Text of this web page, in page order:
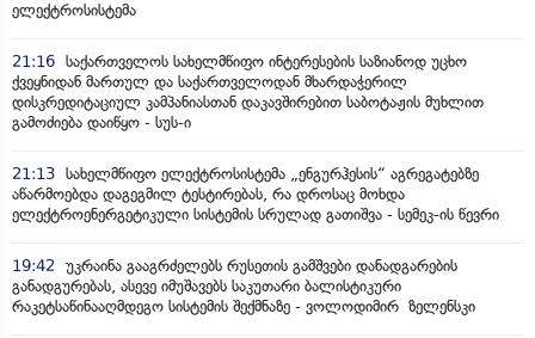
ელექტროსისტემა
21:16 საქართველოს სახელმწიფო ინტერესების საზიანოდ უცხო
ქვეყნიდან მართულ და საქართველოდან მხარდაჭერილ
დისკრედიტაციულ კამპანიასთან დაკავშირებით საბოტაჟის მუხლით
გამოძიება დაიწყო - სუს-ი
21:13 სახელმწიფო ელექტროსისტემა „ენგურჰესის“ აგრეგატებზე
აწარმოებდა დაგეგმილ ტესტირებას, რა დროსაც მოხდა
ელექტროენერგეტიკული სისტემის სრულად გათიშვა - სემეკ-ის წევრი
19:42 უკრაინა გააგრძელებს რუსეთის გამშვები დანადგარების
განადგურებას, ასევე იმუშავებს საკუთარი ბალისტიკური
რაკეტსაწინააღმდეგო სისტემის შექმნაზე - ვოლოდიმირ ზელენსკი